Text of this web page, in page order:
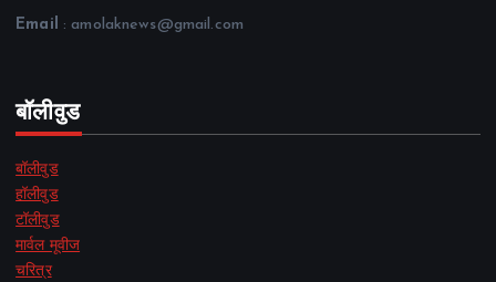
Email : amolaknews@gmail.com
बॉलीवुड
बॉलीवुड
हॉलीवुड
टॉलीवुड
मार्वल मूवीज
चरित्र